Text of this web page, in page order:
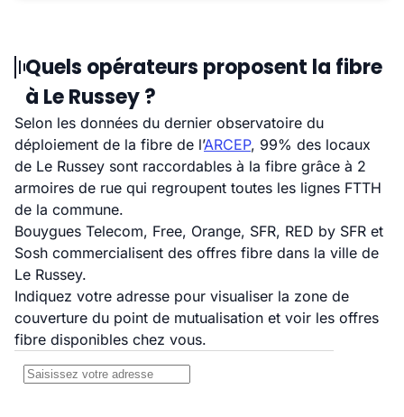
Quels opérateurs proposent la fibre
à Le Russey ?
Selon les données du dernier observatoire du
déploiement de la fibre de l’ARCEP, 99% des locaux
de Le Russey sont raccordables à la fibre grâce à 2
armoires de rue qui regroupent toutes les lignes FTTH
de la commune.
Bouygues Telecom, Free, Orange, SFR, RED by SFR et
Sosh commercialisent des offres fibre dans la ville de
Le Russey.
Indiquez votre adresse pour visualiser la zone de
couverture du point de mutualisation et voir les offres
fibre disponibles chez vous.